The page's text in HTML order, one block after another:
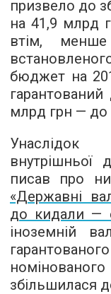
призвело до
на 41,9 млрд
втім,
бюджет на
млрд грн — до
Унаслідок
внутрішньої
писав про
«Державні
до кидали —
іноземній
збільшилася